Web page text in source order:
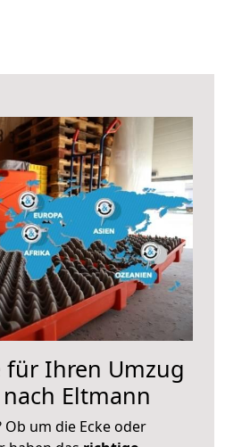
für Ihren Umzug
Eltmann
um die Ecke oder